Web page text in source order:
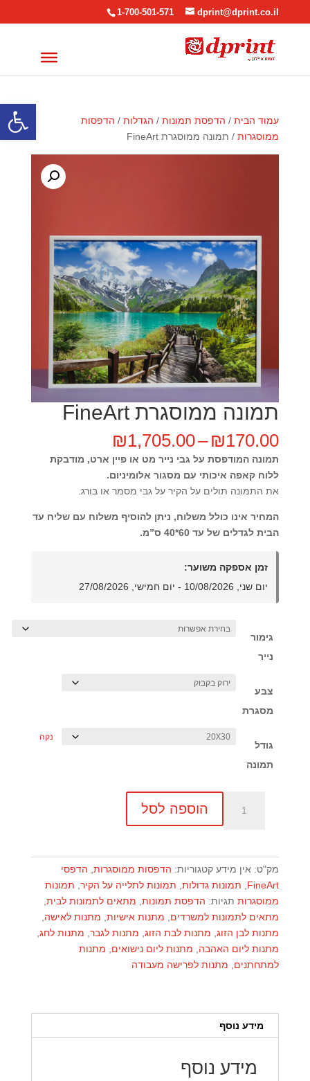
פתח
1-700-501-571 dprint@dprint.co.il
עמוד הבית/ הדפסת תמונות/ הגדלות/ הדפסות
ממוסגרות/ תמונה ממוסגרת FineArt
תמונה ממוסגרת FineArt
₪170.00
–
₪1,705.00
מחירים:
עד
תמונה המודפסת על גבי נייר מט או פיין ארט, מודבקת
ללוח קאפה איכותי עם מסגור אלומיניום.
את התמונה תולים על הקיר על גבי מסמר או בורג.
המחיר אינו כולל משלוח, ניתן להוסיף משלוח עם שליח עד
הבית לגדלים של עד 60*40 ס”מ.
זמן אספקה משוער:
יום שני, 10/08/2026 - יום חמישי, 27/08/2026
גימור
נייר
צבע
מסגרת
גודל
תמונה
נקה
הוספה לסל
מק"ט: אין מידע קטגוריות: הדפסות ממוסגרות, הדפסי
FineArt
, תמונות גדולות, תמונות לתלייה על הקיר, תמונות
ממוסגרות תגיות: הדפסת תמונות, מתאים לתמונות לבית,
מתאים לתמונות למשרדים, מתנות אישיות, מתנות לאישה,
מתנות לבן הזוג, מתנות לבת הזוג, מתנות לגבר, מתנות לחג,
מתנות ליום האהבה, מתנות ליום נישואים, מתנות
למתחתנים, מתנות לפרישה מעבודה
מידע נוסף
מידע נוסף